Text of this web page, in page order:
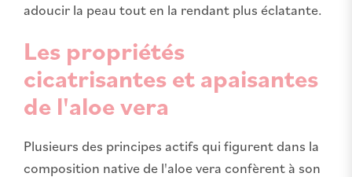
adoucir la peau tout en la rendant plus éclatante.
Les propriétés
cicatrisantes et apaisantes
de l'aloe vera
Plusieurs des principes actifs qui figurent dans la
composition native de l'aloe vera confèrent à son